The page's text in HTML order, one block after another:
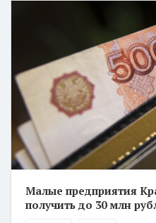
Малые предприятия
получить до 30 млн